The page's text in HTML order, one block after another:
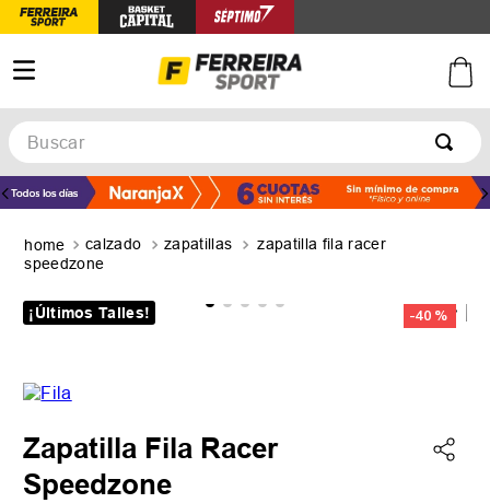
Buscar
calzado zapatillas
zapatilla fila racer
speedzone
¡Últimos Talles! -40 %
Zapatilla Fila Racer
Speedzone
TÉRMINOS MÁS BUSCADOS
2.
zapatillas